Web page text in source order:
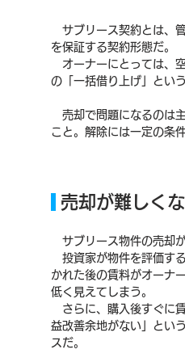
サブリース契約とは、
を保証する契約形態だ。
オーナーにとっては、
の「一括借り上げ」とい
売却で問題になるのは
こと。解除には一定の条
売却が難しく
サブリース物件の売却
投資家が物件を評価す
かれた後の賃料がオーナ
低く見えてしまう。
さらに、購入後すぐに
益改善余地がない」とい
スだ。